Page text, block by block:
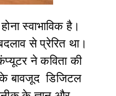
स्वाभाविक है।
से प्रेरित था।
ने कविता की
के बावजूद डिजिटल